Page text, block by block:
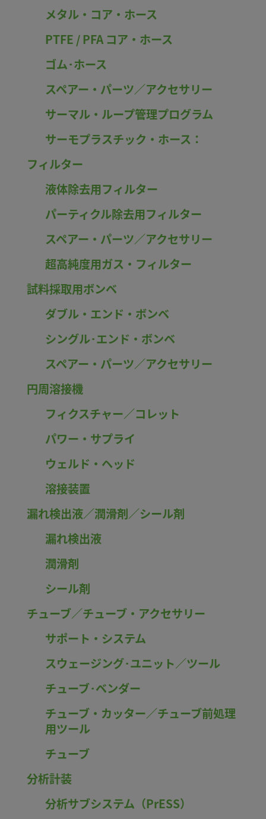
メタル・コア・ホース
PTFE / PFA コア・ホース
ゴム･ホース
スペアー・パーツ／アクセサリー
サーマル・ループ管理プログラム
サーモプラスチック・ホース：
フィルター
液体除去用フィルター
パーティクル除去用フィルター
スペアー・パーツ／アクセサリー
超高純度用ガス・フィルター
試料採取用ボンベ
ダブル・エンド・ボンベ
シングル･エンド・ボンベ
スペアー・パーツ／アクセサリー
円周溶接機
フィクスチャー／コレット
パワー・サプライ
ウェルド・ヘッド
溶接装置
漏れ検出液／潤滑剤／シール剤
漏れ検出液
潤滑剤
シール剤
チューブ／チューブ・アクセサリー
サポート・システム
スウェージング･ユニット／ツール
チューブ･ベンダー
チューブ・カッター／チューブ前処理
用ツール
チューブ
分析計装
分析サブシステム（PrESS）